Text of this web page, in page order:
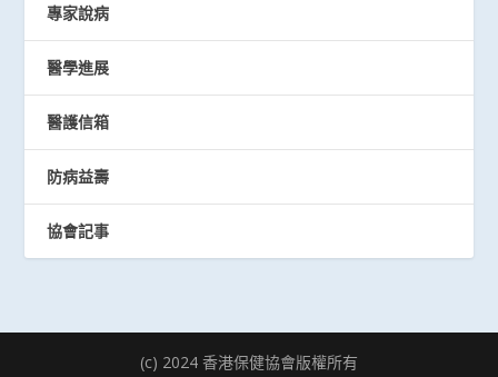
專家說病
醫學進展
醫護信箱
防病益壽
協會記事
(c) 2024 香港保健協會版權所有